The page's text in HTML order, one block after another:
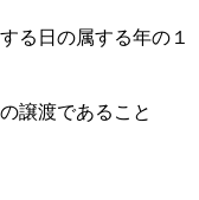
る日の属する年の１
譲渡であること